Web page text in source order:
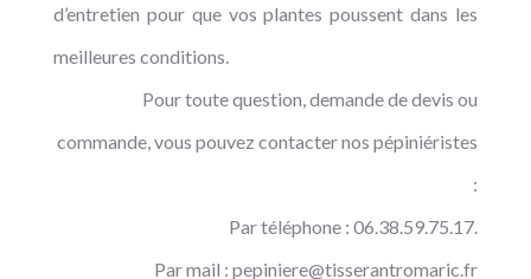
d’entretien pour que vos plantes poussent dans les
meilleures conditions.
Pour toute question, demande de devis ou
commande, vous pouvez contacter nos pépiniéristes
:
Par téléphone : 06.38.59.75.17.
Par mail :pepiniere@tisserantromaric.fr